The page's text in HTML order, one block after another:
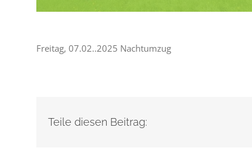
Freitag, 07.02..2025 Nachtumzug
Teile diesen Beitrag: